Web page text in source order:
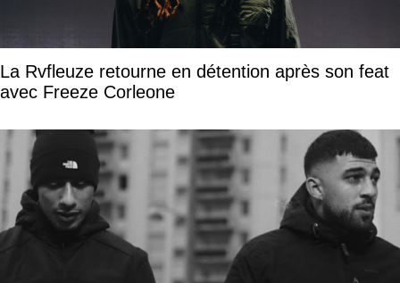
La Rvfleuze retourne en détention après son feat
avec Freeze Corleone